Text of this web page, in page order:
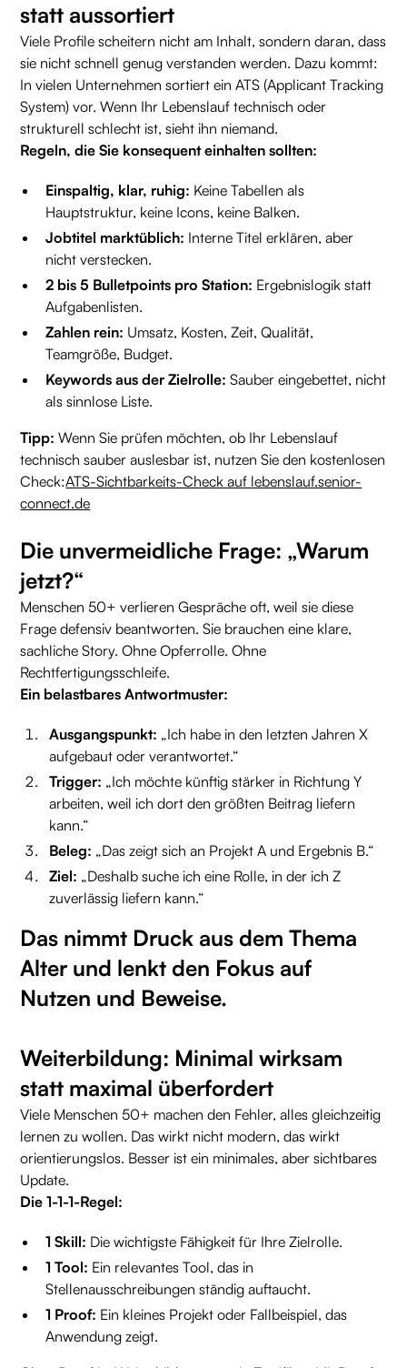
statt aussortiert
Viele Profile scheitern nicht am Inhalt, sondern daran, dass
sie nicht schnell genug verstanden werden. Dazu kommt:
In vielen Unternehmen sortiert ein ATS (Applicant Tracking
System) vor. Wenn Ihr Lebenslauf technisch oder
strukturell schlecht ist, sieht ihn niemand.
Regeln, die Sie konsequent einhalten sollten:
Einspaltig, klar, ruhig: Keine Tabellen als
Hauptstruktur, keine Icons, keine Balken.
Jobtitel marktüblich: Interne Titel erklären, aber
nicht verstecken.
2 bis 5 Bulletpoints pro Station: Ergebnislogik statt
Aufgabenlisten.
Zahlen rein: Umsatz, Kosten, Zeit, Qualität,
Teamgröße, Budget.
Keywords aus der Zielrolle: Sauber eingebettet, nicht
als sinnlose Liste.
Tipp: Wenn Sie prüfen möchten, ob Ihr Lebenslauf
technisch sauber auslesbar ist, nutzen Sie den kostenlosen
Check:ATS-Sichtbarkeits-Check auf lebenslauf.senior-
connect.de
Die unvermeidliche Frage: „Warum
jetzt?“
Menschen 50+ verlieren Gespräche oft, weil sie diese
Frage defensiv beantworten. Sie brauchen eine klare,
sachliche Story. Ohne Opferrolle. Ohne
Rechtfertigungsschleife.
Ein belastbares Antwortmuster:
Ausgangspunkt: „Ich habe in den letzten Jahren X
aufgebaut oder verantwortet.“
Trigger: „Ich möchte künftig stärker in Richtung Y
arbeiten, weil ich dort den größten Beitrag liefern
kann.“
Beleg: „Das zeigt sich an Projekt A und Ergebnis B.“
Ziel: „Deshalb suche ich eine Rolle, in der ich Z
zuverlässig liefern kann.“
Das nimmt Druck aus dem Thema
Alter und lenkt den Fokus auf
Nutzen und Beweise.
Weiterbildung: Minimal wirksam
statt maximal überfordert
Viele Menschen 50+ machen den Fehler, alles gleichzeitig
lernen zu wollen. Das wirkt nicht modern, das wirkt
orientierungslos. Besser ist ein minimales, aber sichtbares
Update.
Die 1-1-1-Regel:
1 Skill: Die wichtigste Fähigkeit für Ihre Zielrolle.
1 Tool: Ein relevantes Tool, das in
Stellenausschreibungen ständig auftaucht.
1 Proof: Ein kleines Projekt oder Fallbeispiel, das
Anwendung zeigt.